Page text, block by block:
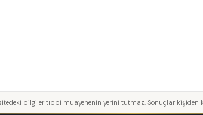
bilgiler tıbbi muayenenin yerini tutmaz. Sonuçlar kişiden